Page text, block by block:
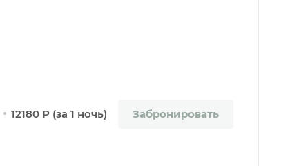
12180 Р (за 1 ночь) Забронировать